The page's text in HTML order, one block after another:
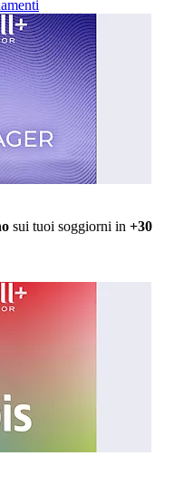
sui tuoi soggiorni in +30